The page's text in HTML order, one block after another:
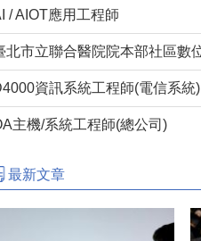
/ AIOT應用工程師
資訊系統工程師(電信系統)
主機/系統工程師(總公司)
最新文章